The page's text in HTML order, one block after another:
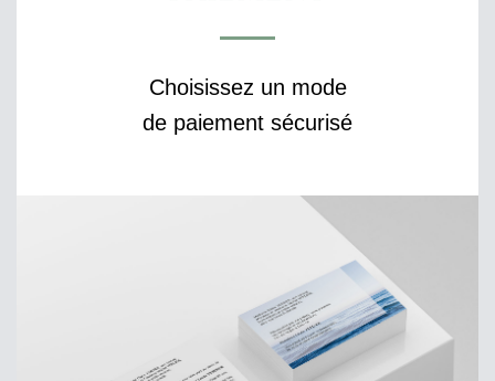
Choisissez un mode
de paiement sécurisé